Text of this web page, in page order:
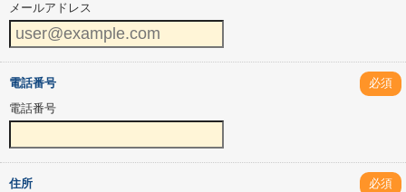
メールアドレス
電話番号
必須
電話番号
住所
必須